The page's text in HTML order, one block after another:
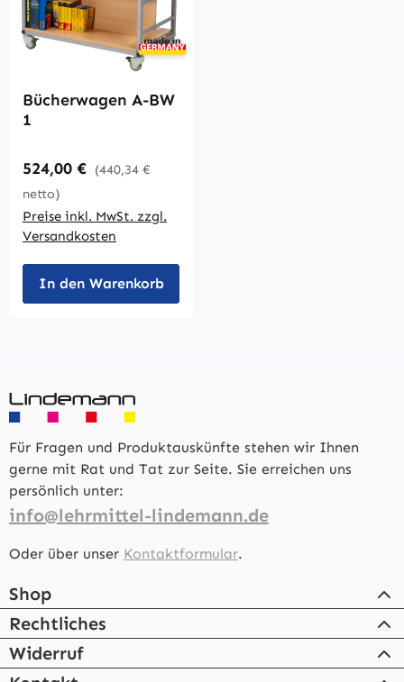
Bücherwagen A-BW
1
Regulärer Preis:
524,00 € (440,34 €
netto)
Preise inkl. MwSt. zzgl.
Versandkosten
In den Warenkorb
Für Fragen und Produktauskünfte stehen wir Ihnen
gerne mit Rat und Tat zur Seite. Sie erreichen uns
persönlich unter:
info@lehrmittel-lindemann.de
Oder über unser Kontaktformular.
Shop
Rechtliches
Widerruf